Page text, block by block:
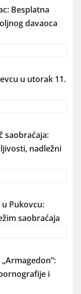
Besplatna
davaoca
u utorak 11.
saobraćaja:
nadležni
Pukovcu:
saobraćaja
i